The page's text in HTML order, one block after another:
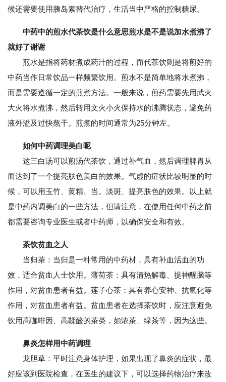
候还需要使用胰岛素替代治疗，生活当中严格的控制糖尿。
中药中的煎水代茶饮是什么意思煎水是不是说加水煮沸了
就好了谢谢
煎水是指将药材煮成药汁的过程，而代茶饮则是将煎好的
中药当作日常饮品一样频繁饮用。煎水不是简单地将水煮沸，
而是需要遵循一定的煎煮方法。一般来说，煎药需要先用武火
大火将水煮沸，然后转用文火小火保持水的沸腾状态，避免药
液外溢及过快熬干。煎煮的时间通常为25分钟左。
如何中药调理美白呢
这三白汤可以煎汤代茶饮，通过补气血，然后调理脾胃从
而达到了一个提亮肤色美白的效果。气虚的症状比较明显的时
候，可以用玉竹、黄精、当。淡斑、提亮肤色的效果。以上就
是中药内调美白的一些方法，但请注意，在使用任何中药之前
都需要咨询专业医生或者中药师，以确保安全和有效。
茶饮贫血之人
当归茶：当归是一种常用的中药材，具有补血活血的功
效，适合贫血人士饮用。薄荷茶：具有清热解毒、提神醒脑等
作用，对贫血患者有益。莲子心茶：具有养心安神、抗氧化等
作用，对贫血患者有益。贫血患者在选择茶饮时，应注意避免
饮用高咖啡因、高鞣酸的茶类，如浓茶、绿茶等，因为这些。
鼻炎怎样用中药调理
龙胆草：平时注意身体护理，如果出现了鼻炎的症状，最
好应该到医院检查，在医生的建议下，可以选择药物治疗来改